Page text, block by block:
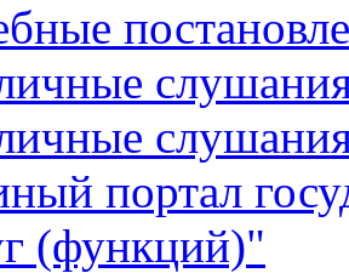
портал
(функций)"